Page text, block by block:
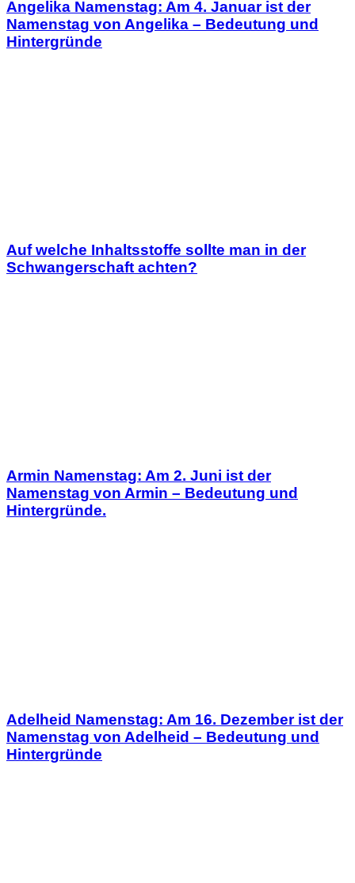
Angelika Namenstag: Am 4. Januar ist der
Namenstag von Angelika – Bedeutung und
Hintergründe
Auf welche Inhaltsstoffe sollte man in der
Schwangerschaft achten?
Armin Namenstag: Am 2. Juni ist der
Namenstag von Armin – Bedeutung und
Hintergründe.
Adelheid Namenstag: Am 16. Dezember ist der
Namenstag von Adelheid – Bedeutung und
Hintergründe